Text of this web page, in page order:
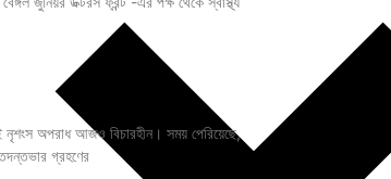
নৃশংস অপরাধ আজও বিচারহীন। সময় পেরিয়েছে,
গ্রহণের